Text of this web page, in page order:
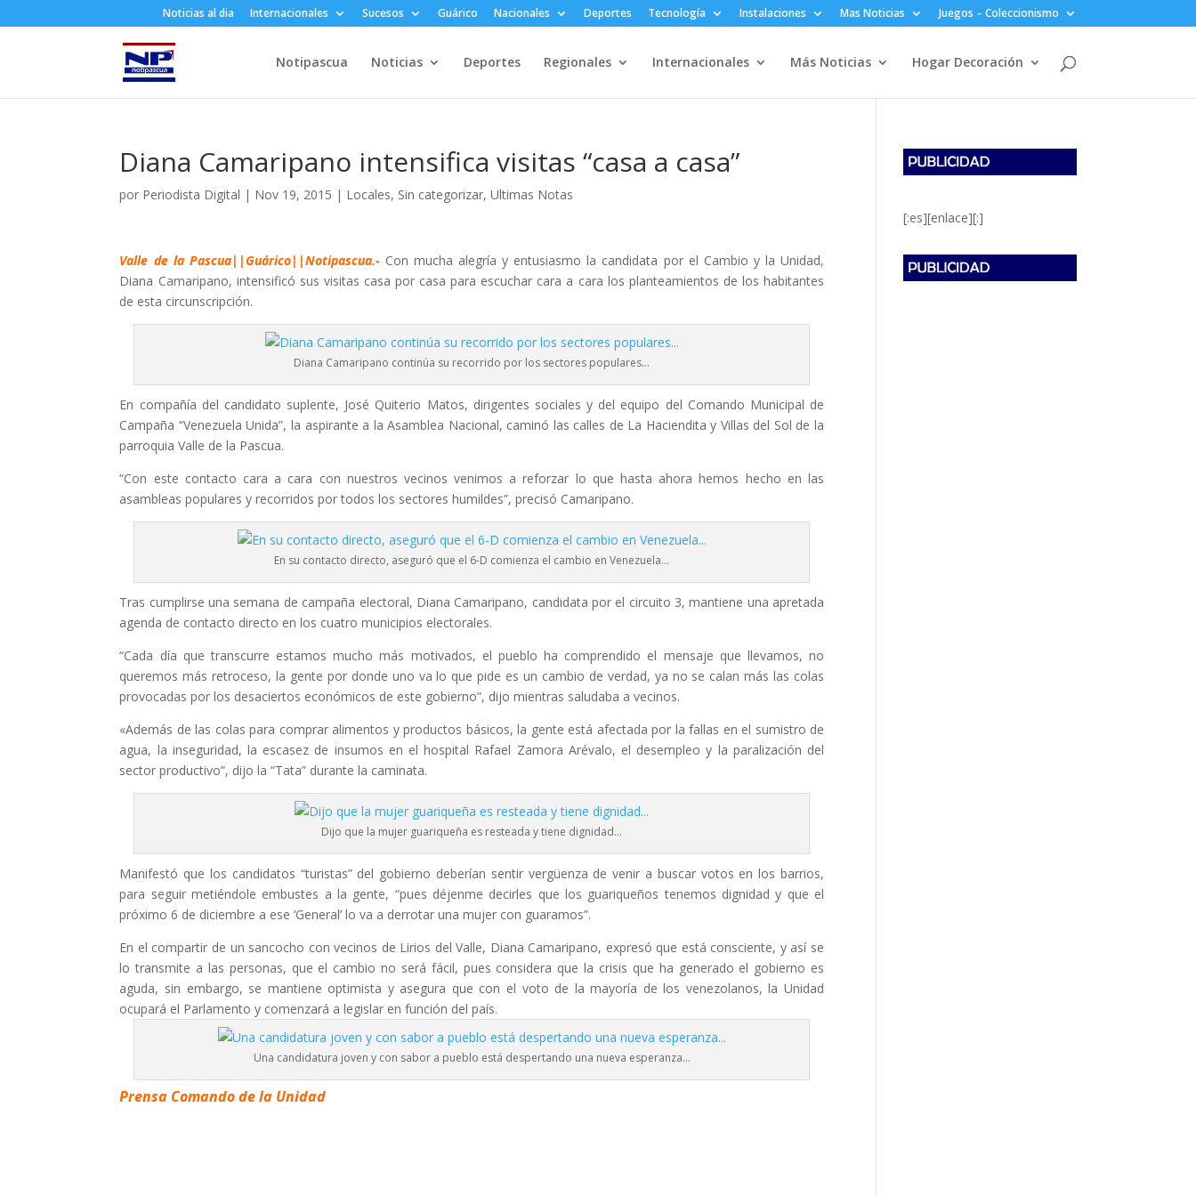
Noticias al dia Internacionales Sucesos Guárico Nacionales Deportes Tecnología Instalaciones Mas Noticias Juegos – Coleccionismo
Notipascua Noticias Deportes Regionales Internacionales Más Noticias Hogar Decoración
Diana Camaripano intensifica visitas “casa a casa”
por Periodista Digital | Nov 19, 2015 | Locales, Sin categorizar,Ultimas Notas
Valle de la Pascua||Guárico||Notipascua.-Con mucha alegría y entusiasmo la candidata por el Cambio y la Unidad,
Diana Camaripano, intensificó sus visitas casa por casa para escuchar cara a cara los planteamientos de los habitantes
de esta circunscripción.
Diana Camaripano continúa su recorrido por los sectores populares…
En compañía del candidato suplente, José Quiterio Matos, dirigentes sociales y del equipo del Comando Municipal de
Campaña “Venezuela Unida”, la aspirante a la Asamblea Nacional, caminó las calles de La Haciendita y Villas del Sol de la
parroquia Valle de la Pascua.
“Con este contacto cara a cara con nuestros vecinos venimos a reforzar lo que hasta ahora hemos hecho en las
asambleas populares y recorridos por todos los sectores humildes”, precisó Camaripano.
En su contacto directo, aseguró que el 6-D comienza el cambio en Venezuela…
Tras cumplirse una semana de campaña electoral, Diana Camaripano, candidata por el circuito 3, mantiene una apretada
agenda de contacto directo en los cuatro municipios electorales.
“Cada día que transcurre estamos mucho más motivados, el pueblo ha comprendido el mensaje que llevamos, no
queremos más retroceso, la gente por donde uno va lo que pide es un cambio de verdad, ya no se calan más las colas
provocadas por los desaciertos económicos de este gobierno”, dijo mientras saludaba a vecinos.
«Además de las colas para comprar alimentos y productos básicos, la gente está afectada por la fallas en el sumistro de
agua, la inseguridad, la escasez de insumos en el hospital Rafael Zamora Arévalo, el desempleo y la paralización del
sector productivo”, dijo la “Tata” durante la caminata.
Dijo que la mujer guariqueña es resteada y tiene dignidad…
Manifestó que los candidatos “turistas” del gobierno deberían sentir vergüenza de venir a buscar votos en los barrios,
para seguir metiéndole embustes a la gente, “pues déjenme decirles que los guariqueños tenemos dignidad y que el
próximo 6 de diciembre a ese ‘General’ lo va a derrotar una mujer con guaramos”.
En el compartir de un sancocho con vecinos de Lirios del Valle, Diana Camaripano, expresó que está consciente, y así se
lo transmite a las personas, que el cambio no será fácil, pues considera que la crisis que ha generado el gobierno es
aguda, sin embargo, se mantiene optimista y asegura que con el voto de la mayoría de los venezolanos, la Unidad
ocupará el Parlamento y comenzará a legislar en función del país.
Una candidatura joven y con sabor a pueblo está despertando una nueva esperanza…
Prensa Comando de la Unidad
[:es][enlace][:]